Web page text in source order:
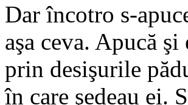
Dar încotro s-
aşa ceva. Apucă
prin desişurile
în care şedeau ei.